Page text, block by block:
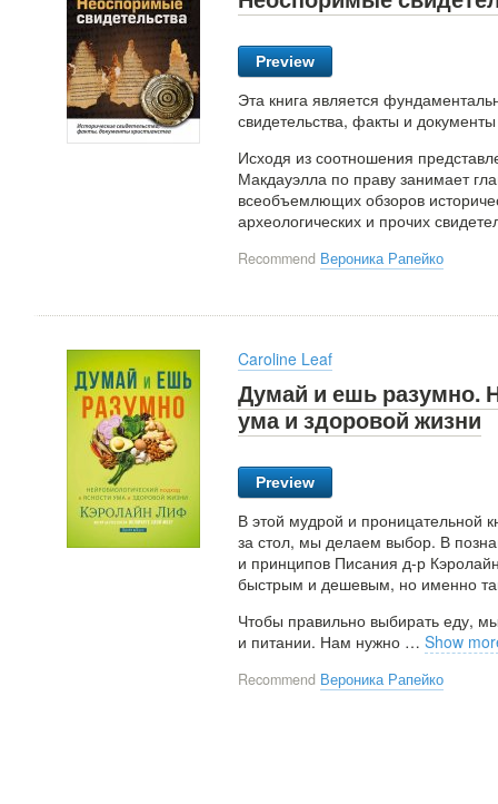
Preview
Эта книга является
свидетельства, факты и
Исходя из соотношения
Макдауэлла по праву занимает
всеобъемлющих обзоров
археологических и прочих
Recommend Вероника Рапейко
Caroline Leaf
Думай и ешь разумно.
ума и здоровой жизни
Preview
В этой мудрой и проницательной
за стол, мы делаем выбор. В
и принципов Писания д-р
быстрым и дешевым, но именно
Чтобы правильно выбирать еду,
и питании. Нам нужно … Show
Recommend Вероника Рапейко